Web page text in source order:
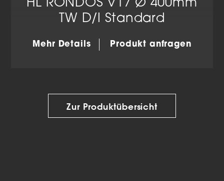
HL RONDOS V17 Ø 400mm
TW D/I Standard
Mehr Details Produkt anfragen
Zur Produktübersicht